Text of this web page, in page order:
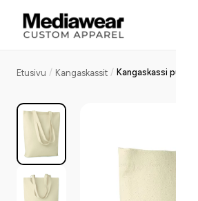
Etusivu / Kangaskassit / Kangaskassi puuvilla